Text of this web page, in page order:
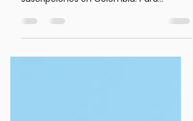
ticket promedio de tu negocio de
suscripciones en Colombia: Para